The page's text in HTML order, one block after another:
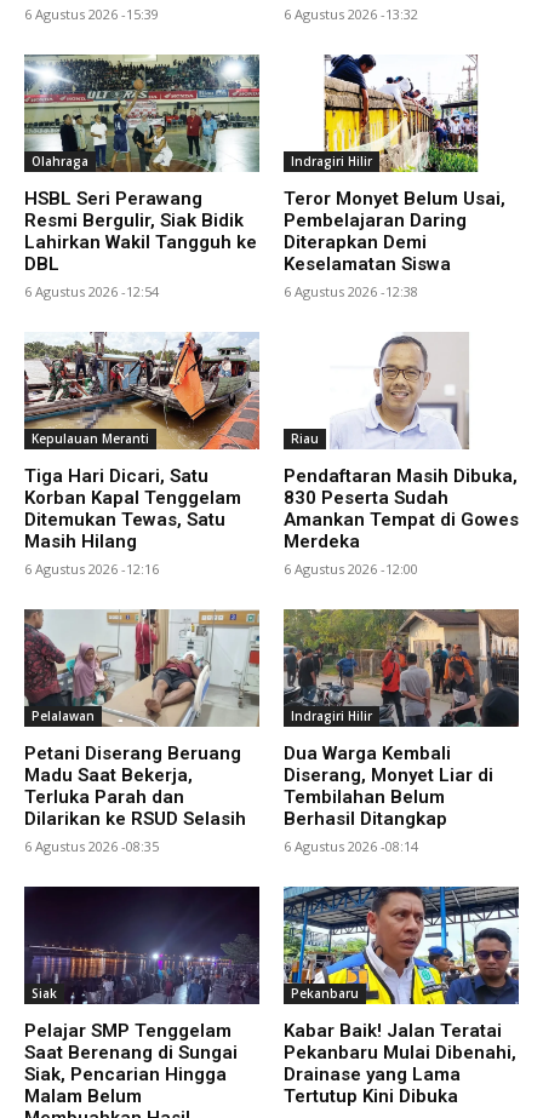
6 Agustus 2026 -15:39 6 Agustus 2026 -13:32
Olahraga
HSBL Seri Perawang
Resmi Bergulir, Siak Bidik
Lahirkan Wakil Tangguh ke
DBL
6 Agustus 2026 -12:54
Indragiri Hilir
Teror Monyet Belum Usai,
Pembelajaran Daring
Diterapkan Demi
Keselamatan Siswa
6 Agustus 2026 -12:38
Kepulauan Meranti
Tiga Hari Dicari, Satu
Korban Kapal Tenggelam
Ditemukan Tewas, Satu
Masih Hilang
6 Agustus 2026 -12:16
Riau
Pendaftaran Masih Dibuka,
830 Peserta Sudah
Amankan Tempat di Gowes
Merdeka
6 Agustus 2026 -12:00
Pelalawan
Petani Diserang Beruang
Madu Saat Bekerja,
Terluka Parah dan
Dilarikan ke RSUD Selasih
6 Agustus 2026 -08:35
Indragiri Hilir
Dua Warga Kembali
Diserang, Monyet Liar di
Tembilahan Belum
Berhasil Ditangkap
6 Agustus 2026 -08:14
Siak
Pelajar SMP Tenggelam
Saat Berenang di Sungai
Siak, Pencarian Hingga
Malam Belum
Pekanbaru
Kabar Baik! Jalan Teratai
Pekanbaru Mulai Dibenahi,
Drainase yang Lama
Tertutup Kini Dibuka